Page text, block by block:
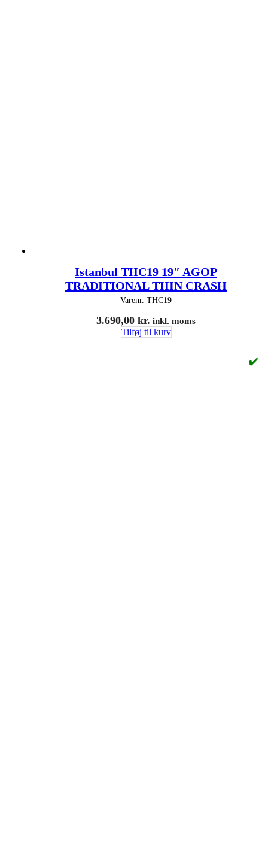
Istanbul THC19 19″ AGOP
TRADITIONAL THIN CRASH
Varenr. THC19
3.690,00 kr. inkl. moms
Tilføj til kurv
✔️